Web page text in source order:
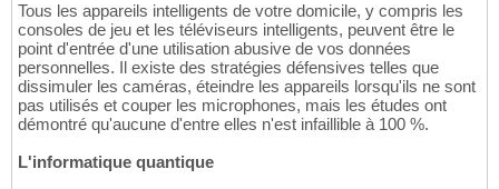
Tous les appareils intelligents de votre domicile, y compris les
consoles de jeu et les téléviseurs intelligents, peuvent être le
point d'entrée d'une utilisation abusive de vos données
personnelles. Il existe des stratégies défensives telles que
dissimuler les caméras, éteindre les appareils lorsqu'ils ne sont
pas utilisés et couper les microphones, mais les études ont
démontré qu'aucune d'entre elles n'est infaillible à 100 %.
L'informatique quantique